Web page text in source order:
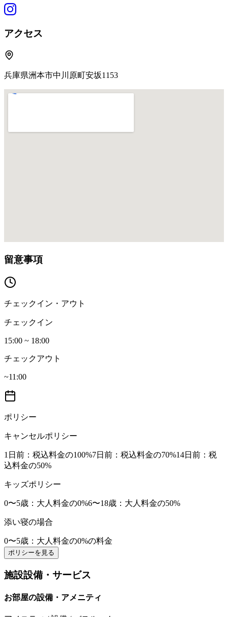
アクセス
兵庫県洲本市中川原町安坂1153
留意事項
チェックイン・アウト
チェックイン
15:00 ~ 18:00
チェックアウト
~11:00
ポリシー
キャンセルポリシー
1日前 ：税込料金の100%7日前 ：税込料金の70%14日前 ：税
込料金の50%
キッズポリシー
0〜5歳 ：大人料金の0%6〜18歳 ：大人料金の50%
添い寝の場合
0〜5歳 ：大人料金の0%の料金
ポリシーを見る
施設設備・サービス
お部屋の設備・アメニティ